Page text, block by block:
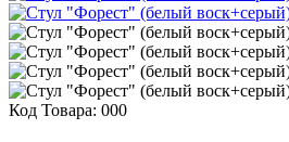
Код Товара: 000